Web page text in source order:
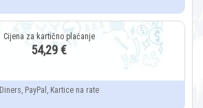
54,29 €
Diners, PayPal, Kartice na rate